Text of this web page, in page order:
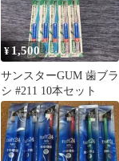
¥ 1,500
サンスターGUM 歯ブラ
シ #211 10本セット